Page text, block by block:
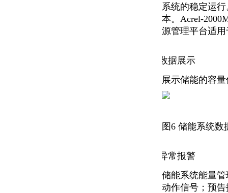
系统的稳定运
本。Acrel-
源管理平台适
数据展示
展示储能的容
图6 储能系统数
异常报警
储能系统能量
动作信号；预